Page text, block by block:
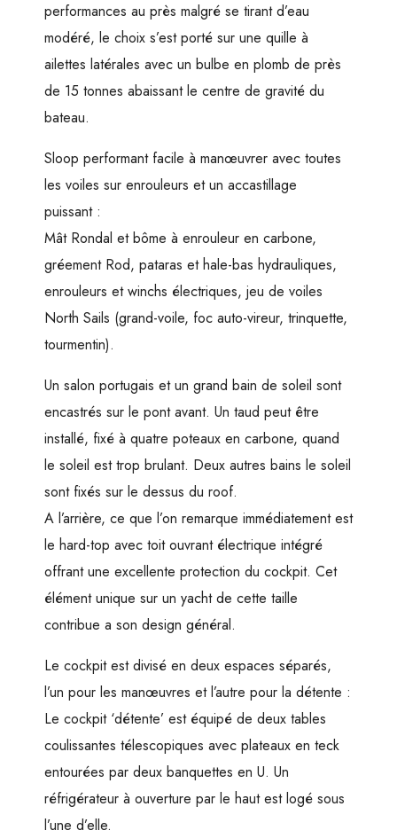
performances au près malgré se tirant d’eau
modéré, le choix s’est porté sur une quille à
ailettes latérales avec un bulbe en plomb de près
de 15 tonnes abaissant le centre de gravité du
bateau.
Sloop performant facile à manœuvrer avec toutes
les voiles sur enrouleurs et un accastillage
puissant :
Mât Rondal et bôme à enrouleur en carbone,
gréement Rod, pataras et hale-bas hydrauliques,
enrouleurs et winchs électriques, jeu de voiles
North Sails (grand-voile, foc auto-vireur, trinquette,
tourmentin).
Un salon portugais et un grand bain de soleil sont
encastrés sur le pont avant. Un taud peut être
installé, fixé à quatre poteaux en carbone, quand
le soleil est trop brulant. Deux autres bains le soleil
sont fixés sur le dessus du roof.
A l’arrière, ce que l’on remarque immédiatement est
le hard-top avec toit ouvrant électrique intégré
offrant une excellente protection du cockpit. Cet
élément unique sur un yacht de cette taille
contribue a son design général.
Le cockpit est divisé en deux espaces séparés,
l’un pour les manœuvres et l’autre pour la détente :
Le cockpit ‘détente’ est équipé de deux tables
coulissantes télescopiques avec plateaux en teck
entourées par deux banquettes en U. Un
réfrigérateur à ouverture par le haut est logé sous
l’une d’elle.